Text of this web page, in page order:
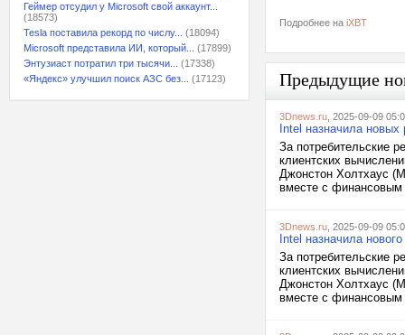
Геймер отсудил у Microsoft свой аккаунт...
(18573)
Tesla поставила рекорд по числу...
(18094)
Microsoft представила ИИ, который...
(17899)
Энтузиаст потратил три тысячи...
(17338)
«Яндекс» улучшил поиск АЗС без...
(17123)
Подробнее на iXBT
Предыдущие
3Dnews.ru , 2025-09-09
Intel назначила новых
За потребительские
клиентских
Джонстон Холтхаус
вместе с финансовым
3Dnews.ru , 2025-09-09
Intel назначила
За потребительские
клиентских
Джонстон Холтхаус
вместе с финансовым